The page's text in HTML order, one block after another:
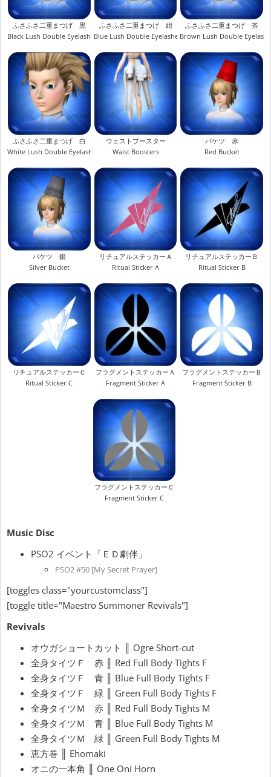
ふさふさ二重まつげ 黒
Black Lush Double Eyelashes
ふさふさ二重まつげ 紺
Blue Lush Double Eyelashes
ふさふさ二重まつげ 茶
Brown Lush Double
ふさふさ二重まつげ 白
White Lush Double Eyelashes
ウェストブースター
Waist Boosters
バケツ 赤
Red Bucket
バケツ 銀
Silver Bucket
リチュアルステッカーＡ
Ritual Sticker A
リチュアルステッカーＢ
Ritual Sticker B
リチュアルステッカーＣ
Ritual Sticker C
フラグメントステッカーＡ
Fragment Sticker A
フラグメントステッカーＢ
Fragment Sticker B
フラグメントステッカーＣ
Fragment Sticker C
Music Disc
PSO2 イベント「ＥＤ劇伴」
PSO2 #50 [My Secret Prayer]
[toggles class="yourcustomclass"]
[toggle title="Maestro Summoner Revivals"]
Revivals
オウガショートカット ║ Ogre Short-cut
全身タイツＦ 赤 ║ Red Full Body Tights F
全身タイツＦ 青 ║ Blue Full Body Tights F
全身タイツＦ 緑 ║ Green Full Body Tights F
全身タイツＭ 赤 ║ Red Full Body Tights M
全身タイツＭ 青 ║ Blue Full Body Tights M
全身タイツＭ 緑 ║ Green Full Body Tights M
恵方巻 ║ Ehomaki
オニの一本角 ║ One Oni Horn